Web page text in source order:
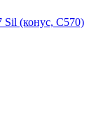
Sil (конус, C570)